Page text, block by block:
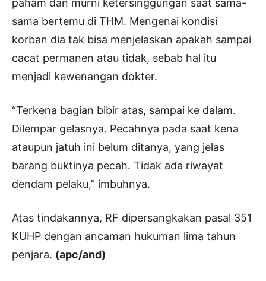
paham dan murni ketersinggungan saat sama-
sama bertemu di THM. Mengenai kondisi
korban dia tak bisa menjelaskan apakah sampai
cacat permanen atau tidak, sebab hal itu
menjadi kewenangan dokter.
“Terkena bagian bibir atas, sampai ke dalam.
Dilempar gelasnya. Pecahnya pada saat kena
ataupun jatuh ini belum ditanya, yang jelas
barang buktinya pecah. Tidak ada riwayat
dendam pelaku,” imbuhnya.
Atas tindakannya, RF dipersangkakan pasal 351
KUHP dengan ancaman hukuman lima tahun
penjara. (apc/and)